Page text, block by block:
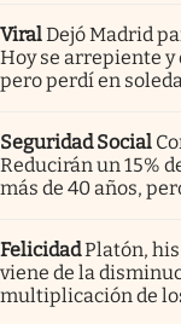
ViralDejó Madrid
Hoy se arrepiente y
pero perdí en
Seguridad Social
Reducirán un 15%
más de 40 años,
FelicidadPlatón,
viene de la
multiplicación de